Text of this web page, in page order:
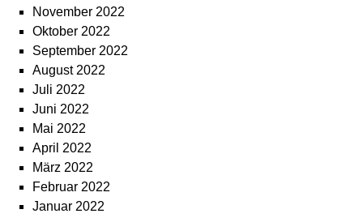
November 2022
Oktober 2022
September 2022
August 2022
Juli 2022
Juni 2022
Mai 2022
April 2022
März 2022
Februar 2022
Januar 2022